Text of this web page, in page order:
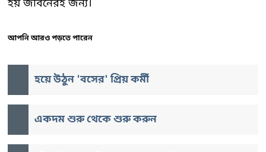
হয় জীবনেরই জন্য।
আপনি আরও পড়তে পারেন
হয়ে উঠুন 'বসের' প্রিয় কর্মী
একদম শুরু থেকে শুরু করুন